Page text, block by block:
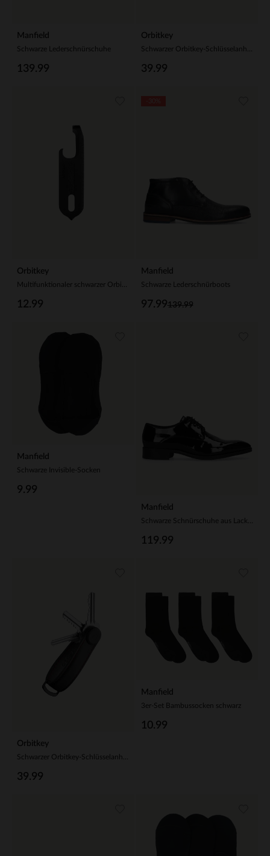
Manfield
Schwarze Lederschnürschuhe
139.99
Orbitkey
39.99
Orbitkey
12.99
Manfield
Schwarze Lederschnürboots
139.99
97.99
Manfield
Schwarze Invisible-Socken
9.99
Manfield
119.99
Orbitkey
39.99
Manfield
3er-Set Bambussocken schwarz
10.99